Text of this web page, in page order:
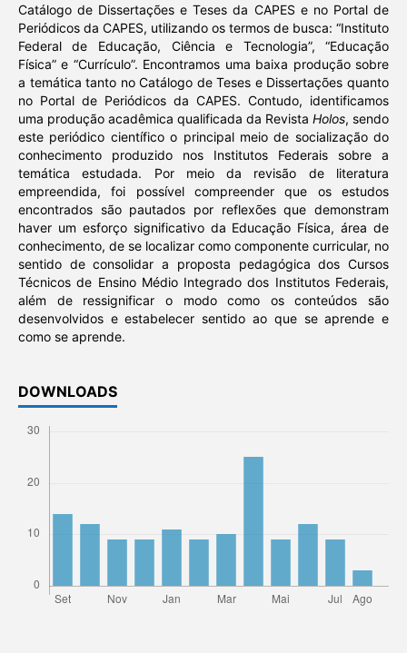
Catálogo de Dissertações e Teses da CAPES e no Portal de
Periódicos da CAPES, utilizando os termos de busca: “Instituto
Federal de Educação, Ciência e Tecnologia”, “Educação
Física” e “Currículo”. Encontramos uma baixa produção sobre
a temática tanto no Catálogo de Teses e Dissertações quanto
no Portal de Periódicos da CAPES. Contudo, identificamos
uma produção acadêmica qualificada da RevistaHolos, sendo
este periódico científico o principal meio de socialização do
conhecimento produzido nos Institutos Federais sobre a
temática estudada. Por meio da revisão de literatura
empreendida, foi possível compreender que os estudos
encontrados são pautados por reflexões que demonstram
haver um esforço significativo da Educação Física, área de
conhecimento, de se localizar como componente curricular, no
sentido de consolidar a proposta pedagógica dos Cursos
Técnicos de Ensino Médio Integrado dos Institutos Federais,
além de ressignificar o modo como os conteúdos são
desenvolvidos e estabelecer sentido ao que se aprende e
como se aprende.
DOWNLOADS